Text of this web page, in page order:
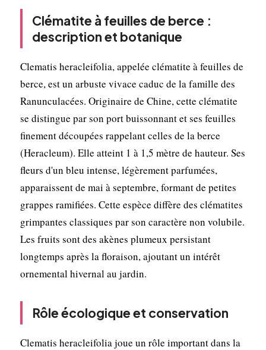
Clématite à feuilles de berce :
description et botanique
Clematis heracleifolia, appelée clématite à feuilles de
berce, est un arbuste vivace caduc de la famille des
Ranunculacées. Originaire de Chine, cette clématite
se distingue par son port buissonnant et ses feuilles
finement découpées rappelant celles de la berce
(Heracleum). Elle atteint 1 à 1,5 mètre de hauteur. Ses
fleurs d'un bleu intense, légèrement parfumées,
apparaissent de mai à septembre, formant de petites
grappes ramifiées. Cette espèce diffère des clématites
grimpantes classiques par son caractère non volubile.
Les fruits sont des akènes plumeux persistant
longtemps après la floraison, ajoutant un intérêt
ornemental hivernal au jardin.
Rôle écologique et conservation
Clematis heracleifolia joue un rôle important dans la